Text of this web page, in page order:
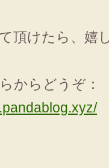
頂けたら、嬉
からどうぞ：